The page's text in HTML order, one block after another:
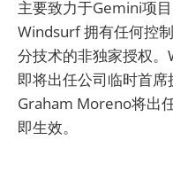
主要致力于Gemini项
Windsurf 拥有任何控
分技术的非独家授权
即将出任公司临时首
Graham Moreno将出
即生效。